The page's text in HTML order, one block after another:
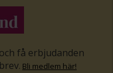
få erbjudanden
. Bli medlem här!